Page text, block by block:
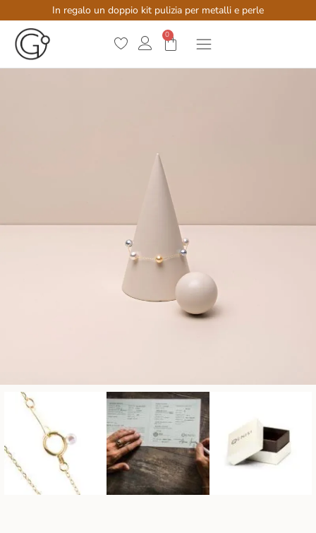
In regalo un doppio kit pulizia per metalli e perle
0